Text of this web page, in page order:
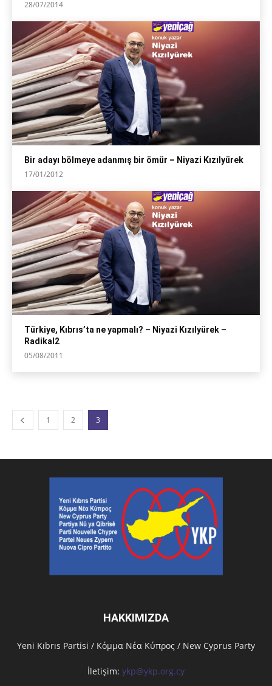
28/07/2014
Bir adayı bölmeye adanmış bir ömür – Niyazi Kızılyürek
17/01/2012
Türkiye, Kıbrıs’ta ne yapmalı? – Niyazi Kızılyürek –
Radikal2
05/08/2011
1 2 3
HAKKIMIZDA
Υeni Kıbrıs Partisi / Κόμμα Νέα Κύπρος / New Cyprus Party
İletişim: ykp@ykp.org.cy